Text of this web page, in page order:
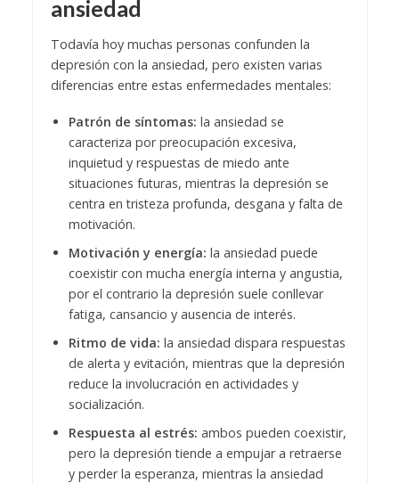
ansiedad
Todavía hoy muchas personas confunden la
depresión con la ansiedad, pero existen varias
diferencias entre estas enfermedades mentales:
Patrón de síntomas: la ansiedad se
caracteriza por preocupación excesiva,
inquietud y respuestas de miedo ante
situaciones futuras, mientras la depresión se
centra en tristeza profunda, desgana y falta de
motivación.
Motivación y energía: la ansiedad puede
coexistir con mucha energía interna y angustia,
por el contrario la depresión suele conllevar
fatiga, cansancio y ausencia de interés.
Ritmo de vida: la ansiedad dispara respuestas
de alerta y evitación, mientras que la depresión
reduce la involucración en actividades y
socialización.
Respuesta al estrés: ambos pueden coexistir,
pero la depresión tiende a empujar a retraerse
y perder la esperanza, mientras la ansiedad